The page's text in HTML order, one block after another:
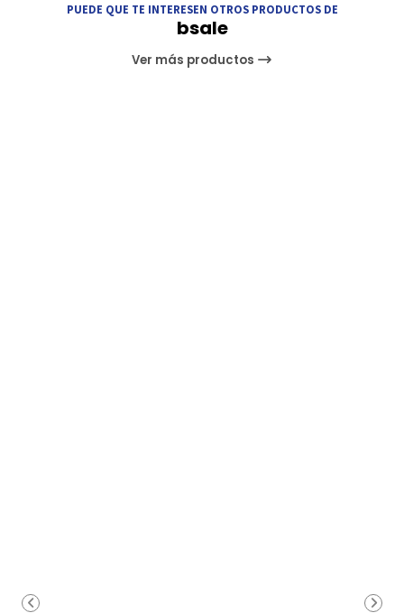
PUEDE QUE TE INTERESEN OTROS PRODUCTOS DE
bsale
Ver más productos